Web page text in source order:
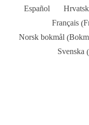
Español
Français (
Norsk bokmål(
Svenska (